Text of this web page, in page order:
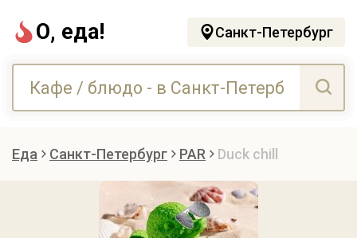
О, еда! Санкт-Петербург
Еда Санкт-Петербург PAR Duck chill